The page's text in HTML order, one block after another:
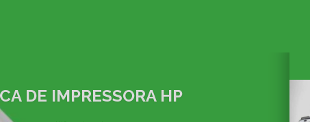
DE IMPRESSORA HP